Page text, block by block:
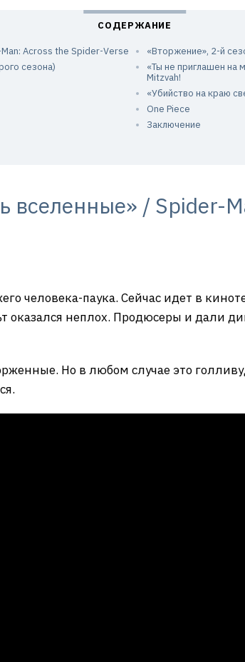
Across the Spider-Verse
сезона)
«Вторжение», 2-й
«Ты не приглашен на
Mitzvah!
«Убийство на краю
One Piece
Заключение
вселенные» / Spider-
человека-паука. Сейчас идет в
оказался неплох. Продюсеры и дали
Но в любом случае это